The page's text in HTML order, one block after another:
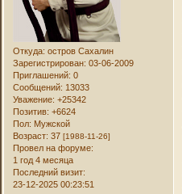
Откуда: остров Сахалин
Зарегистрирован: 03-06-2009
Приглашений: 0
Сообщений: 13033
Уважение: +25342
Позитив: +6624
Пол: Мужской
Возраст: 37[1988-11-26]
Провел на форуме:
1 год 4 месяца
Последний визит:
23-12-2025 00:23:51